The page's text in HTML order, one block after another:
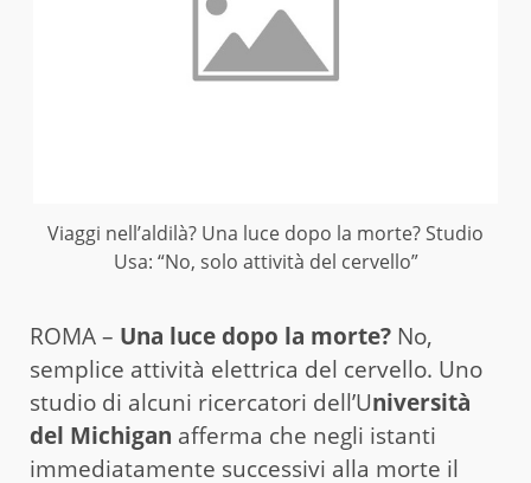
Viaggi nell’aldilà? Una luce dopo la morte? Studio
Usa: “No, solo attività del cervello”
ROMA – Una luce dopo la morte? No,
semplice attività elettrica del cervello. Uno
studio di alcuni ricercatori dell’Università
del Michigan afferma che negli istanti
immediatamente successivi alla morte il